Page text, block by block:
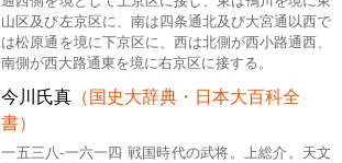
山区及び左京区に、南は四条通北及び大宮通以西で
は松原通を境に下京区に、西は北側が西小路通西、
南側が西大路通東を境に右京区に接する。
今川氏真 （国史大辞典・日本大百科全
書）
一五三八-一六一四 戦国時代の武将。上総介。天文